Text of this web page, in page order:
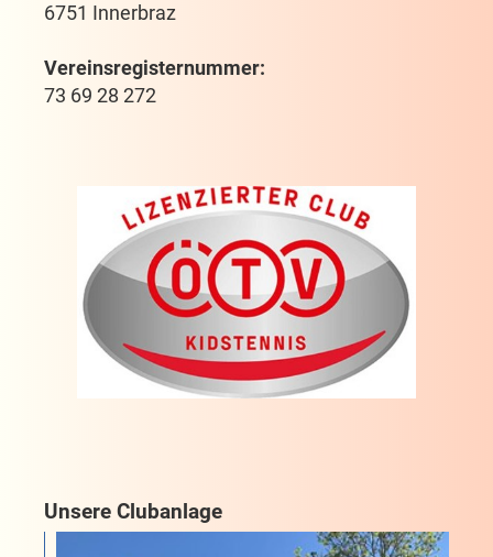
6751 Innerbraz
Vereinsregisternummer:
73 69 28 272
Unsere Clubanlage